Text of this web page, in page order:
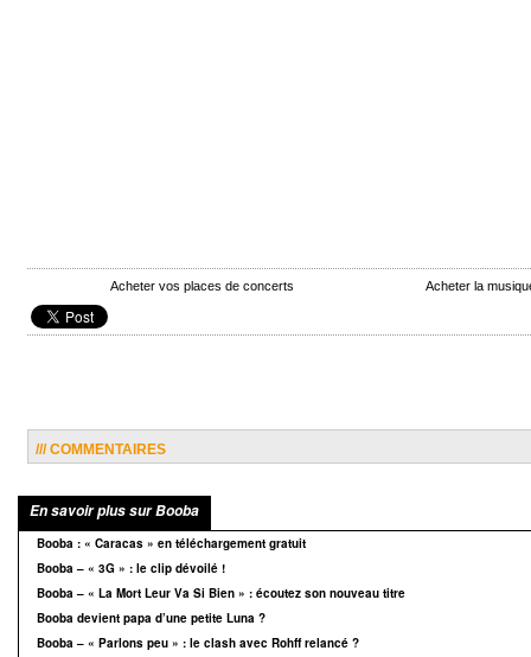
Acheter vos places de concerts Acheter la
/// COMMENTAIRES
En savoir plus sur Booba
Booba : « Caracas » en téléchargement gratuit
Booba – « 3G » : le clip dévoilé !
Booba – « La Mort Leur Va Si Bien » : écoutez son nouveau titre
Booba devient papa d’une petite Luna ?
Booba – « Parlons peu » : le clash avec Rohff relancé ?